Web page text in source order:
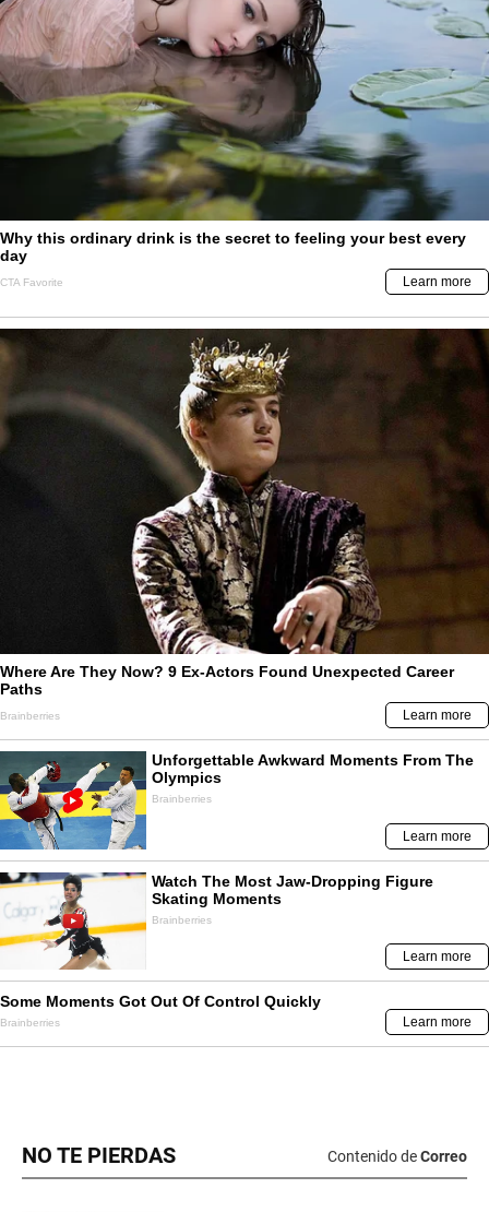
NO TE PIERDAS Contenido deCorreo